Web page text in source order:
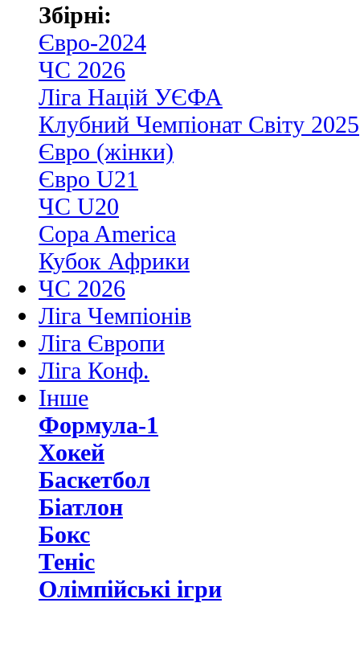
Збірні:
Євро-2024
ЧС 2026
Ліга Націй УЄФА
Клубний Чемпіонат Світу 2025
Євро (жінки)
Євро U21
ЧС U20
Copa America
Кубок Африки
ЧС 2026
Ліга Чемпіонів
Ліга Європи
Ліга Конф.
Інше
Формула-1
Хокей
Баскетбол
Біатлон
Бокс
Теніс
Олімпійські ігри